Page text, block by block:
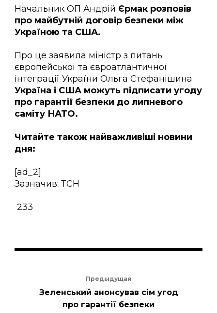
Начальник ОП Андрій Єрмак розповів
про майбутній договір безпеки між
Україною та США.
Про це заявила міністр з питань
європейської та євроатлантичної
інтеграції України Ольга Стефанішина
Україна і США можуть підписати угоду
про гарантії безпеки до липневого
саміту НАТО.
Читайте також найважливіші новини
дня:
[ad_2]
Зазначив: ТСН
233
Предыдущая
Зеленський анонсував сім угод
про гарантії безпеки